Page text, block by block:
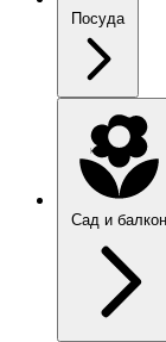
Посуда
Сад и балкон